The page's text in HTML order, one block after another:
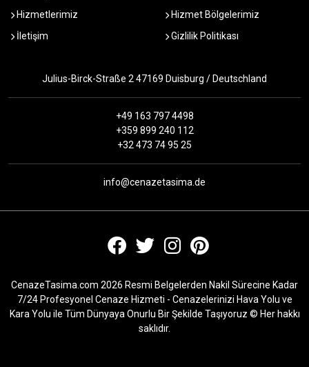
Hizmetlerimiz
Hizmet Bölgelerimiz
İletişim
Gizlilik Politikası
Julius-Birck-Straße 2 47169 Duisburg / Deutschland
+49 163 797 4498
+359 899 240 112
+32 473 74 95 25
info@cenazetasima.de
CenazeTasima.com 2026 Resmi Belgelerden Nakil Sürecine Kadar
7/24 Profesyonel Cenaze Hizmeti - Cenazelerinizi Hava Yolu ve
Kara Yolu ile Tüm Dünyaya Onurlu Bir Şekilde Taşıyoruz © Her hakkı
saklıdır.